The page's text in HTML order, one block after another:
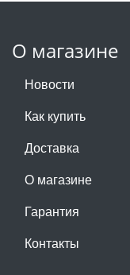
О магазине
Новости
Как купить
Доставка
О магазине
Гарантия
Контакты